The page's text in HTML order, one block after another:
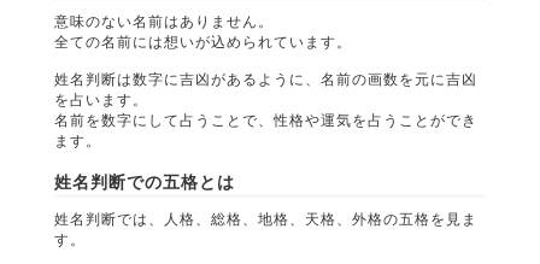
意味のない名前はありません。
全ての名前には想いが込められています。
姓名判断は数字に吉凶があるように、名前の画数を元に吉凶
を占います。
名前を数字にして占うことで、性格や運気を占うことができ
ます。
姓名判断での五格とは
姓名判断では、人格、総格、地格、天格、外格の五格を見ま
す。